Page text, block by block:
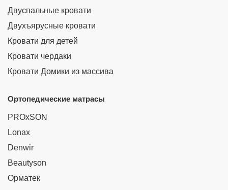
Двуспальные кровати
Двухъярусные кровати
Кровати для детей
Кровати чердаки
Кровати Домики из массива
Ортопедические матрасы
PROxSON
Lonax
Denwir
Beautyson
Орматек